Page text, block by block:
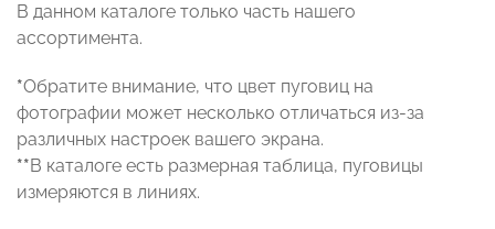
В данном каталоге только часть нашего
ассортимента.
*Обратите внимание, что цвет пуговиц на
фотографии может несколько отличаться из-за
различных настроек вашего экрана.
**В каталоге есть размерная таблица, пуговицы
измеряются в линиях.